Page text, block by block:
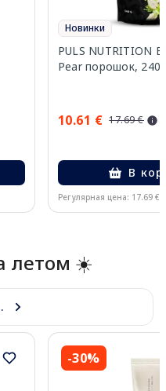
Новинки
PULS NUTRITION
Pear порошок, 240
10.61 € 17.69 €
В
Регулярная цена: 17.69 €
летом ☀️
-30%